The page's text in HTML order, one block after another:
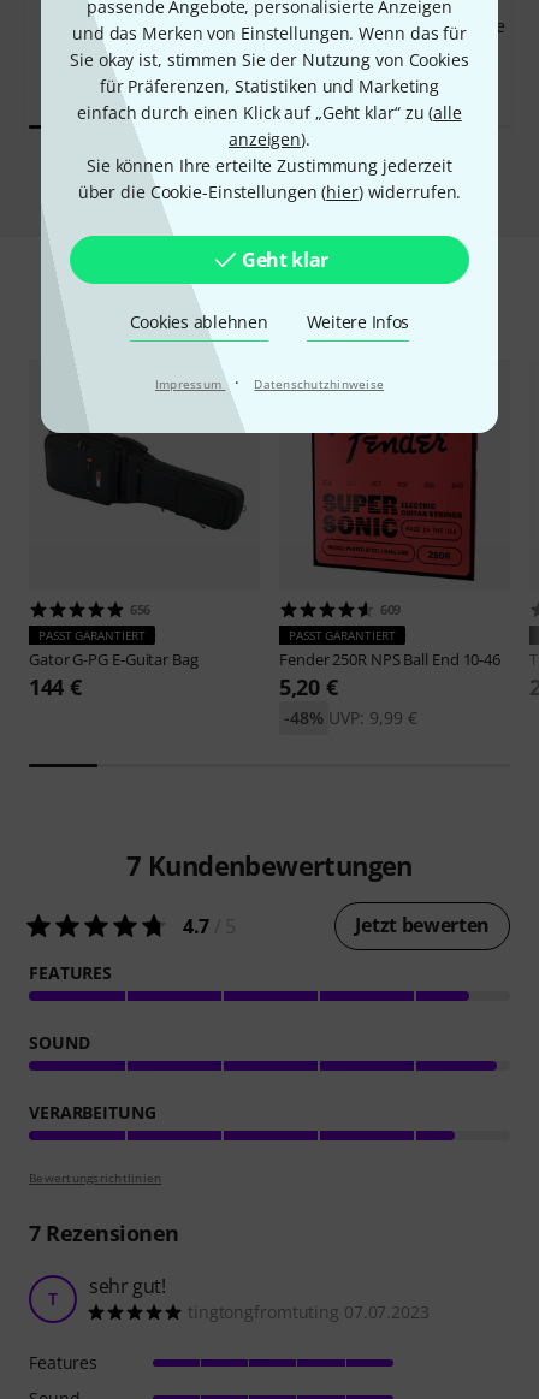
passende Angebote, personalisierte Anzeigen
und das Merken von Einstellungen. Wenn das für
Sie okay ist, stimmen Sie der Nutzung von Cookies
für Präferenzen, Statistiken und Marketing
einfach durch einen Klick auf „Geht klar“ zu (alle
anzeigen).
Sie können Ihre erteilte Zustimmung jederzeit
über die Cookie-Einstellungen (hier) widerrufen.
Geht klar
Cookies ablehnen Weitere Infos
Impressum · Datenschutzhinweise
Harley Benton Electric
Guitar Kit T-Style
89 €
Squier CV 60s Thinline Tele
MN NT
419 €
Vergleichen
Zubehör & passende Artikel
656
PASST GARANTIERT
GatorG-PG E-Guitar Bag
144 €
609
PASST GARANTIERT
Fender250R NPS Ball End 10-46
5,20 €
UVP: 9,99 €
-48%
7 Kundenbewertungen
4.7 Jetzt bewerten
FEATURES
SOUND
VERARBEITUNG
Bewertungsrichtlinien
7Rezensionen
T sehr gut!
tingtongfromtuting 07.07.2023
Features